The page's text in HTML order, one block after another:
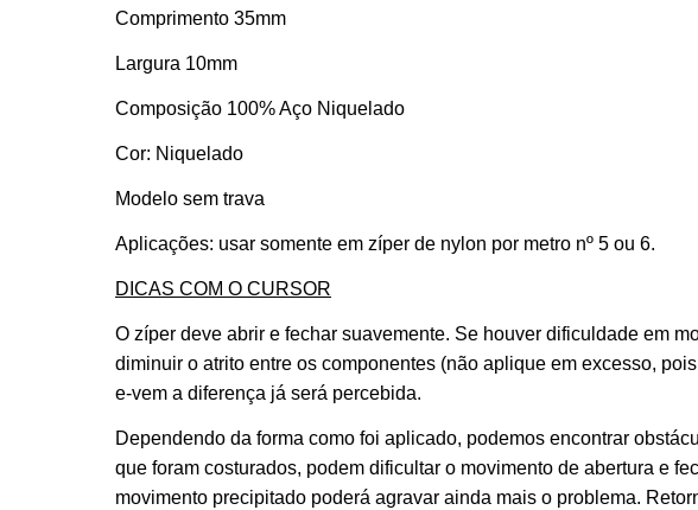
Comprimento 35mm
Largura 10mm
Composição 100% Aço Niquelado
Cor: Niquelado
Modelo sem trava
Aplicações: usar somente em zíper de nylon por metro nº 5 ou 6.
DICAS COM O CURSOR
O zíper deve abrir e fechar suavemente. Se houver dificuldade em
diminuir o atrito entre os componentes (não aplique em excesso,
e-vem a diferença já será percebida.
Dependendo da forma como foi aplicado, podemos encontrar
que foram costurados, podem dificultar o movimento de abertura e
movimento precipitado poderá agravar ainda mais o problema.